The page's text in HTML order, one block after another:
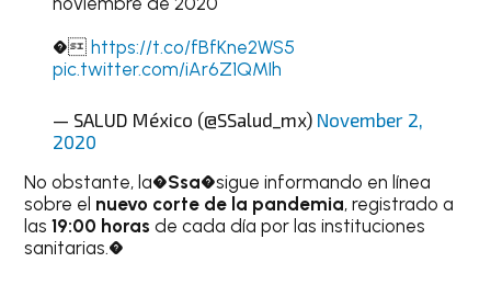
� https://t.co/fBfKne2WS5
pic.twitter.com/iAr6Z1QMIh
— SALUD México (@SSalud_mx) November 2,
2020
No obstante, la�Ssa�sigue informando en línea
sobre el nuevo corte de la pandemia, registrado a
las19:00 horas de cada día por las instituciones
sanitarias.�